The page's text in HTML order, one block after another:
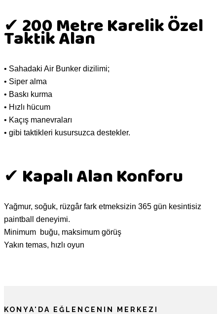
✔ 200 Metre Karelik Özel
Taktik Alan
• Sahadaki Air Bunker dizilimi;
• Siper alma
• Baskı kurma
• Hızlı hücum
• Kaçış manevraları
• gibi taktikleri kusursuzca destekler.
✔ Kapalı Alan Konforu
Yağmur, soğuk, rüzgâr fark etmeksizin 365 gün kesintisiz
paintball deneyimi.
Minimum buğu, maksimum görüş
Yakın temas, hızlı oyun
KONYA'DA EĞLENCENIN MERKEZI